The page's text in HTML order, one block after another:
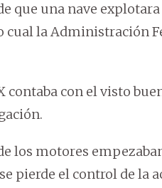
que una nave
cual la Administración
contaba con el visto
los motores
pierde el control de la